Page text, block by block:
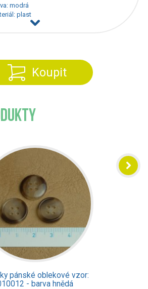
modrá
plast
Koupit
pánské oblekové vzor:
- barva hnědá